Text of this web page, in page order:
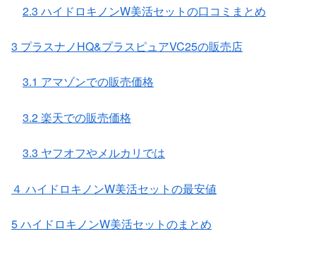
2.3 ハイドロキノンW美活セットの口コミまとめ
3 プラスナノHQ&プラスピュアVC25の販売店
3.1 アマゾンでの販売価格
3.2 楽天での販売価格
3.3 ヤフオフやメルカリでは
４ ハイドロキノンW美活セットの最安値
5 ハイドロキノンW美活セットのまとめ